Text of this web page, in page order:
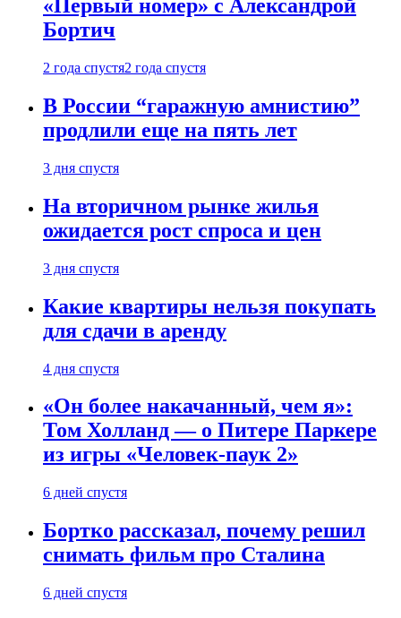
«Первый номер» с Александрой
Бортич
2 года спустя2 года спустя
В России “гаражную амнистию”
продлили еще на пять лет
3 дня спустя
На вторичном рынке жилья
ожидается рост спроса и цен
3 дня спустя
Какие квартиры нельзя покупать
для сдачи в аренду
4 дня спустя
«Он более накачанный, чем я»:
Том Холланд — о Питере Паркере
из игры «Человек-паук 2»
6 дней спустя
Бортко рассказал, почему решил
снимать фильм про Сталина
6 дней спустя